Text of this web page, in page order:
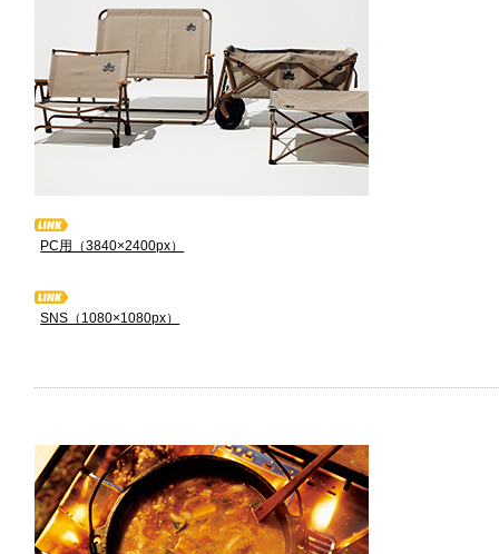
PC用（3840×2400px）
SNS（1080×1080px）